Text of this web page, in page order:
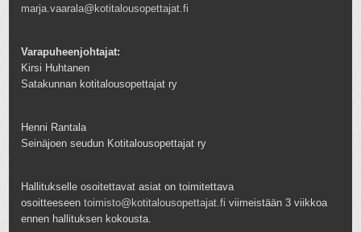
marja.vaarala@kotitalousopettajat.fi
Varapuheenjohtajat:
Kirsi Huhtanen
Satakunnan kotitalousopettajat ry
Henni Rantala
Seinäjoen seudun Kotitalousopettajat ry
Hallitukselle osoitettavat asiat on toimitettava
osoitteeseentoimisto@kotitalousopettajat.fi viimeistään 3 viikkoa
ennen hallituksen kokousta.